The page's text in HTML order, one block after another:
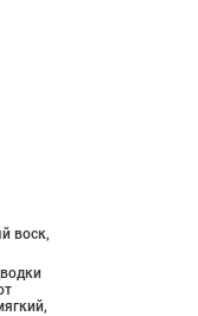
воск,